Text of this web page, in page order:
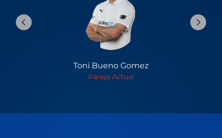
Toni Bueno Gomez
Pareja Actual